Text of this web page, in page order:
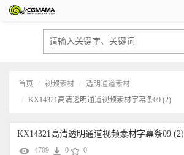
首页 视频素材
透明通道素材
KX14321高清透明通道视频素材字幕条09 (2)
KX14321高清透明通道视频素材字幕条09 (2)
4709 0
0